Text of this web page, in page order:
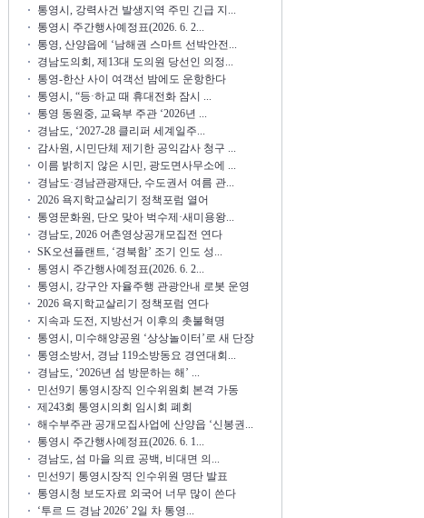
통영시, 강력사건 발생지역 주민 긴급 지...
통영시 주간행사예정표(2026. 6. 2...
통영, 산양읍에 ‘남해권 스마트 선박안전...
경남도의회, 제13대 도의원 당선인 의정...
통영-한산 사이 여객선 밤에도 운항한다
통영시, “등·하교 때 휴대전화 잠시 ...
통영 동원중, 교육부 주관 ‘2026년 ...
경남도, ‘2027-28 클리퍼 세계일주...
감사원, 시민단체 제기한 공익감사 청구 ...
이름 밝히지 않은 시민, 광도면사무소에 ...
경남도·경남관광재단, 수도권서 여름 관...
2026 욕지학교살리기 정책포럼 열어
통영문화원, 단오 맞아 벅수제·새미용왕...
경남도, 2026 어촌영상공개모집전 연다
SK오션플랜트, ‘경북함’ 조기 인도 성...
통영시 주간행사예정표(2026. 6. 2...
통영시, 강구안 자율주행 관광안내 로봇 운영
2026 욕지학교살리기 정책포럼 연다
지속과 도전, 지방선거 이후의 촛불혁명
통영시, 미수해양공원 ‘상상놀이터’로 새 단장
통영소방서, 경남 119소방동요 경연대회...
경남도, ‘2026년 섬 방문하는 해’ ...
민선9기 통영시장직 인수위원회 본격 가동
제243회 통영시의회 임시회 폐회
해수부주관 공개모집사업에 산양읍 ‘신봉권...
통영시 주간행사예정표(2026. 6. 1...
경남도, 섬 마을 의료 공백, 비대면 의...
민선9기 통영시장직 인수위원 명단 발표
통영시청 보도자료 외국어 너무 많이 쓴다
‘투르 드 경남 2026’ 2일 차 통영...